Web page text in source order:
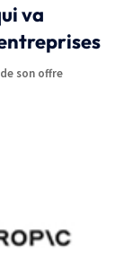
va
son offre